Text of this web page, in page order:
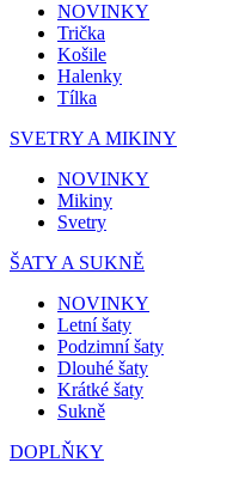
NOVINKY
Trička
Košile
Halenky
Tílka
SVETRY A MIKINY
NOVINKY
Mikiny
Svetry
ŠATY A SUKNĚ
NOVINKY
Letní šaty
Podzimní šaty
Dlouhé šaty
Krátké šaty
Sukně
DOPLŇKY